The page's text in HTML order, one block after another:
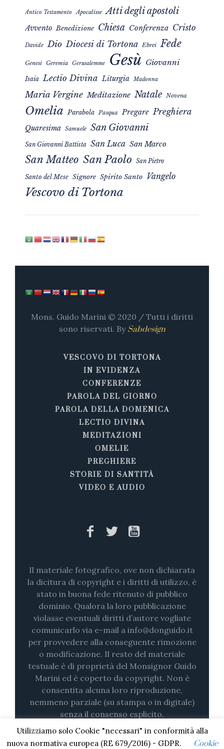
Antico Testamento Apocalisse Atti degli apostoli
Avvento Benedizione Chiesa Conferenza Cristo
Davide Dio Diocesi di Tortona Ebrei Fede
Genesi Geremia Gerusalemme Gesù Giovanni
Isaia Lectio Divina Liturgia Madonna
Maria Vergine Meditazione Natale Novena
Omelia Parabola Pasqua Pregare Preghiera
Quaresima Samuele San Giovanni
San Giovanni Battista San Luca San Marco
San Matteo San Paolo San Pietro
Santo del Mese Signore Spirito Santo Vangelo
Vescovo di Tortona
Mons. Guido Marini © 2020 / Tutti i diritti
sono riservati. By Sabdesign
VESCOVO DI TORTONA
IN EVIDENZA
CONFERENZE
PAROLA DEL GIORNO
PAROLA DELLA DOMENICA
LECTIO DIVINA
MEDITAZIONI
OMELIE
PREGHIERE
STORIE DI SANTITÀ
VIDEO E AUDIO
Il materiale fotografico, ove non dichiarata
la dicitura di copyright e i diritti di utilizzo, è
stato in buona fede ritenuto di pubblico
dominio. Qualora la loro pubblicazione
violasse eventuali diritti d’autore vogliate
comunicarlo via e-mail a info@donguido.it
per provvedere alla conseguente rimozione
o modificazione. Il resto del materiale
testuale è di proprietà del Monsignor Guido
Marini ed è coperto da copyright. Non è
consentita alcuna loro riproduzione,
nemmeno parziale (su stampa o in digitale)
senza il consenso esplicito.
Utilizziamo solo Cookie "necessari" in conformità alla
nuova normativa europea (RE 679/2016) - GDPR.
Cookie